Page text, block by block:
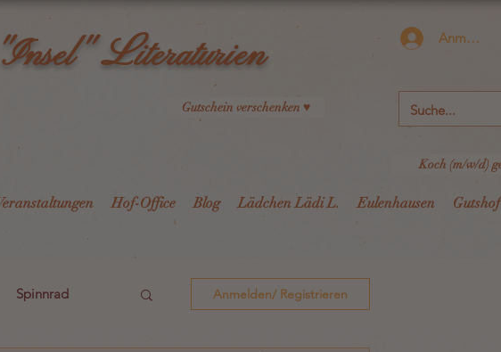
"Insel"Literaturien
Gutschein verschenken ♥
Anmelden
Koch (m/w/d)
Hof-Office Blog Lädchen Lädi L. Eulenhausen
Spinnrad Anmelden/ Registrieren